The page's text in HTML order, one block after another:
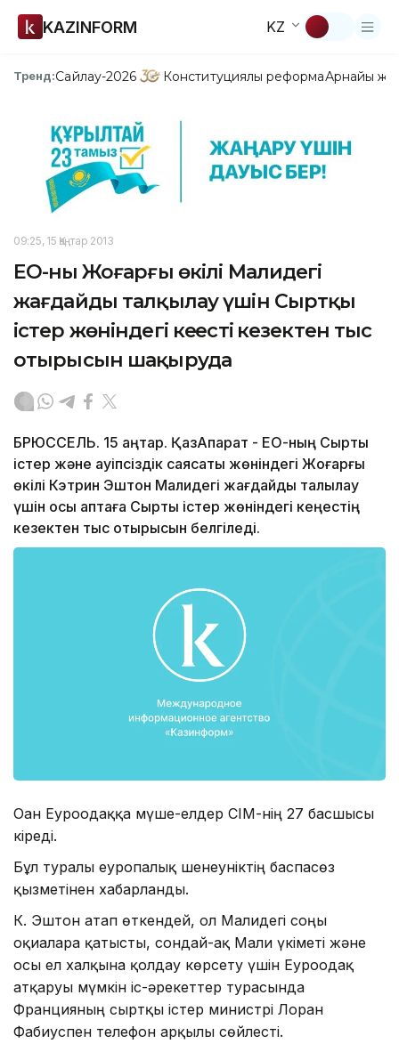
KAZINFORM KZ
Тренд:Сайлау-2026 Конституциялық реформаАрнайы
09:25, 15 Қаңтар 2013
ЕО-ның Жоғарғы өкілі Малидегі
жағдайды талқылау үшін Сыртқы
істер жөніндегі кеңестің кезектен тыс
отырысын шақыруда
БРЮССЕЛЬ. 15 қаңтар. ҚазАқпарат - ЕО-ның Сыртқы
істер және қауіпсіздік саясаты жөніндегі Жоғарғы
өкілі Кэтрин Эштон Малидегі жағдайды талқылау
үшін осы аптаға Сыртқы істер жөніндегі кеңестің
кезектен тыс отырысын белгіледі.
Оған Еуроодаққа мүше-елдер СІМ-нің 27 басшысы
кіреді.
Бұл туралы еуропалық шенеуніктің баспасөз
қызметінен хабарланды.
К. Эштон атап өткендей, ол Малидегі соңғы
оқиғаларға қатысты, сондай-ақ Мали үкіметі және
осы ел халқына қолдау көрсету үшін Еуроодақ
атқаруы мүмкін іс-әрекеттер турасында
Францияның сыртқы істер министрі Лоран
Фабиуспен телефон арқылы сөйлесті.